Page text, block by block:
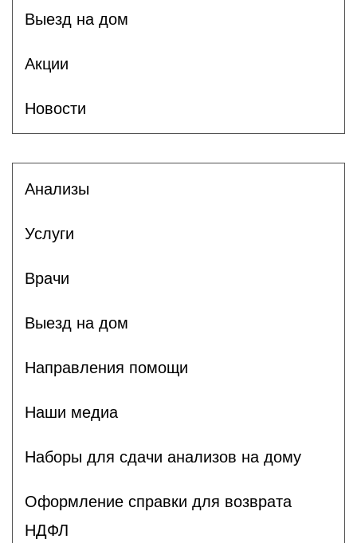
Выезд на дом
Акции
Новости
Анализы
Услуги
Врачи
Выезд на дом
Направления помощи
Наши медиа
Наборы для сдачи анализов на дому
Оформление справки для возврата
НДФЛ